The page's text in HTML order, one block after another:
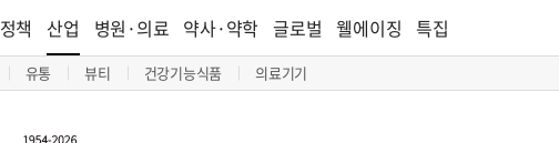
정책 산업
유통 뷰티 건강기능식품 의료기기
병원·의료 약사·약학 글로벌 웰에이징 특집